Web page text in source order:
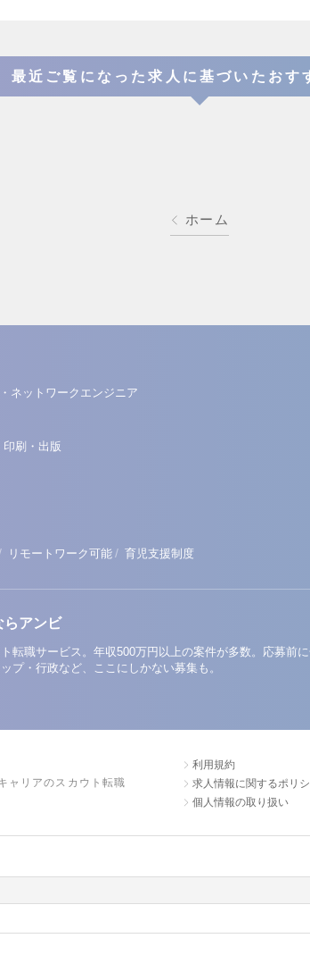
最近ご覧になった求人に基づいたおす
ホーム
ネットワークエンジニア
刷・出版
リモートワーク可能 / 育児支援制度
らアンビ
転職サービス。年収500万円以上の案件が多数。応募前
プ・行政など、ここにしかない募集も。
ャリアのスカウト転職
利用規約
求人情報に関するポリ
個人情報の取り扱い